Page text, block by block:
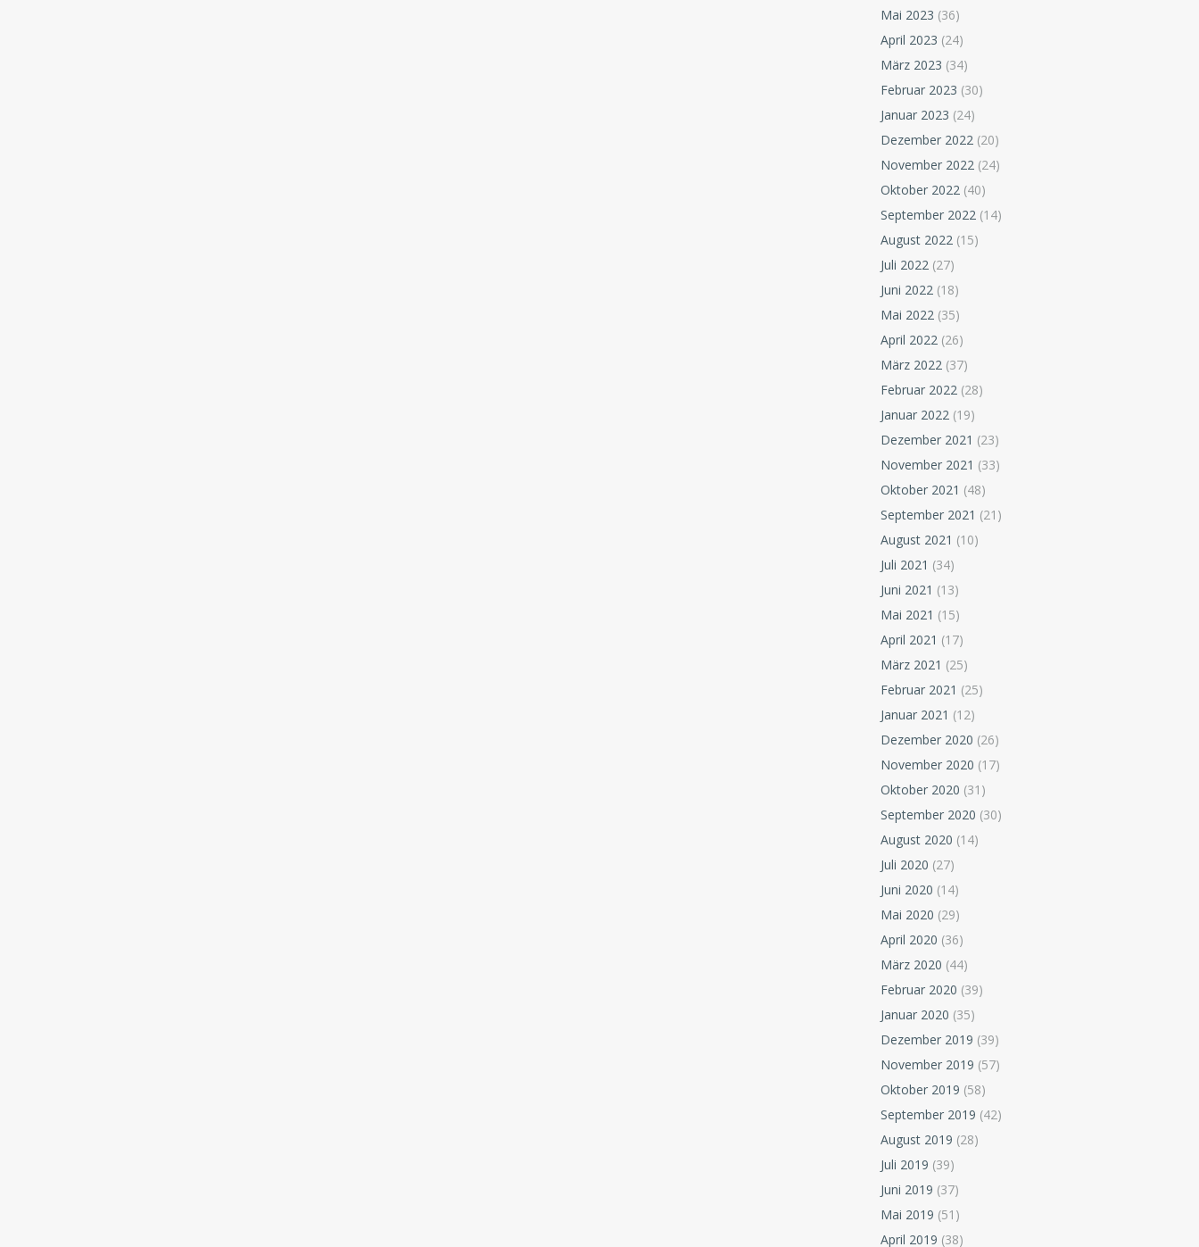
Mai 2023 (36)
April 2023 (24)
März 2023 (34)
Februar 2023 (30)
Januar 2023 (24)
Dezember 2022 (20)
November 2022 (24)
Oktober 2022 (40)
September 2022 (14)
August 2022 (15)
Juli 2022 (27)
Juni 2022 (18)
Mai 2022 (35)
April 2022 (26)
März 2022 (37)
Februar 2022 (28)
Januar 2022 (19)
Dezember 2021 (23)
November 2021 (33)
Oktober 2021 (48)
September 2021 (21)
August 2021 (10)
Juli 2021 (34)
Juni 2021 (13)
Mai 2021 (15)
April 2021 (17)
März 2021 (25)
Februar 2021 (25)
Januar 2021 (12)
Dezember 2020 (26)
November 2020 (17)
Oktober 2020 (31)
September 2020 (30)
August 2020 (14)
Juli 2020 (27)
Juni 2020 (14)
Mai 2020 (29)
April 2020 (36)
März 2020 (44)
Februar 2020 (39)
Januar 2020 (35)
Dezember 2019 (39)
November 2019 (57)
Oktober 2019 (58)
September 2019 (42)
August 2019 (28)
Juli 2019 (39)
Juni 2019 (37)
Mai 2019 (51)
April 2019 (38)